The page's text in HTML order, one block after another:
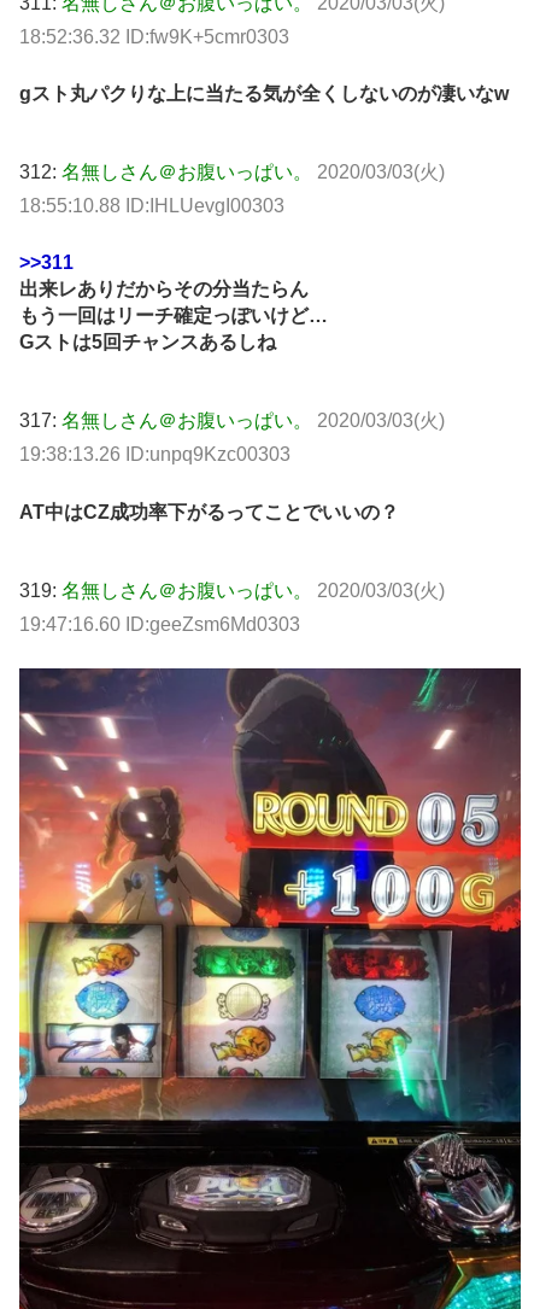
18:52:36.32 ID:fw9K+5cmr0303
gスト丸パクりな上に当たる気が全くしないのが凄いなw
312: 名無しさん＠お腹いっぱい。
2020/03/03(火)
18:55:10.88 ID:IHLUevgI00303
>>311
出来レありだからその分当たらん
もう一回はリーチ確定っぽいけど…
Gストは5回チャンスあるしね
317: 名無しさん＠お腹いっぱい。
2020/03/03(火)
19:38:13.26 ID:unpq9Kzc00303
AT中はCZ成功率下がるってことでいいの？
319: 名無しさん＠お腹いっぱい。
2020/03/03(火)
19:47:16.60 ID:geeZsm6Md0303